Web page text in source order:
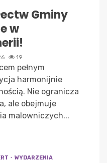
Gminy
w
19
pełnym
harmonijnie
Nie ogranicza
ale obejmuje
malowniczych...
WYDARZENIA